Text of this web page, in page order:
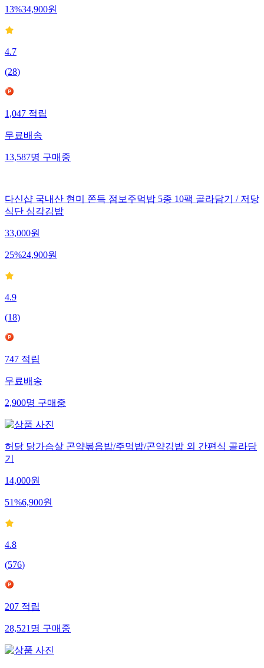
13%34,900원
4.7
(28)
1,047적립
무료배송
13,587명구매중
다신샵 국내산 현미 쫀득 점보주먹밥 5종 10팩 골라담기 / 저당
식단 심각김밥
33,000원
25%24,900원
4.9
(18)
747적립
무료배송
2,900명구매중
허닭 닭가슴살 곤약볶음밥/주먹밥/곤약김밥 외 간편식 골라담
기
14,000원
51%6,900원
4.8
(576)
207적립
28,521명구매중